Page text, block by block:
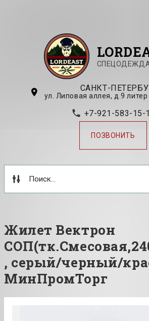
САНКТ-
ул. Липовая аллея, д.9
+7-921-583-15-
ПОЗВОНИТЬ
Жилет Вектрон
, серый/черный/
МинПромТорг